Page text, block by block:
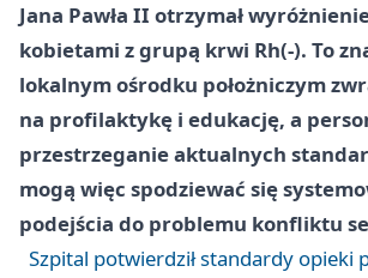
Jana Pawła II otrzymał
kobietami z grupą krwi Rh(-). To
lokalnym ośrodku położniczym
na profilaktykę i edukację, a
przestrzeganie aktualnych
mogą więc spodziewać się
podejścia do problemu konfliktu
Szpital potwierdził standardy opieki